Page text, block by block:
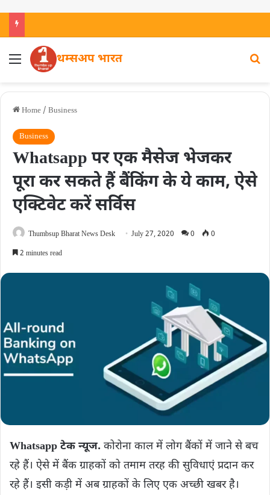
थम्सअप भारत
Home / Business
Business
Whatsapp पर एक मैसेज भेजकर
पूरा कर सकते हैं बैंकिंग के ये काम, ऐसे
एक्टिवेट करें सर्विस
Thumbsup Bharat News Desk July 27, 2020 0
0
2 minutes read
Whatsapp टेक न्यूज. कोरोना काल में लोग बैंकों में जाने से बच
रहे हैं। ऐसे में बैंक ग्राहकों को तमाम तरह की सुविधाएं प्रदान कर
रहे हैं। इसी कड़ी में अब ग्राहकों के लिए एक अच्छी खबर है।